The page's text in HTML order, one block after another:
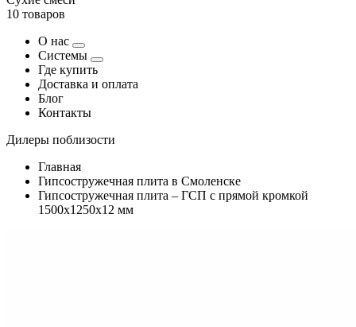
10 товаров
О нас
Системы
Где купить
Доставка и оплата
Блог
Контакты
Дилеры поблизости
Главная
Гипсостружечная плита в Смоленске
Гипсостружечная плита – ГСП с прямой кромкой
1500х1250х12 мм